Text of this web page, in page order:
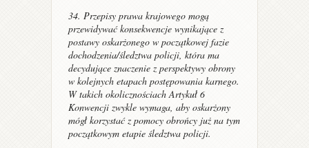
34. Przepisy prawa krajowego mogą
przewidywać konsekwencje wynikające z
postawy oskarżonego w początkowej fazie
dochodzenia/śledztwa policji, która ma
decydujące znaczenie z perspektywy obrony
w kolejnych etapach postępowania karnego.
W takich okolicznościach Artykuł 6
Konwencji zwykle wymaga, aby oskarżony
mógł korzystać z pomocy obrońcy już na tym
początkowym etapie śledztwa policji.